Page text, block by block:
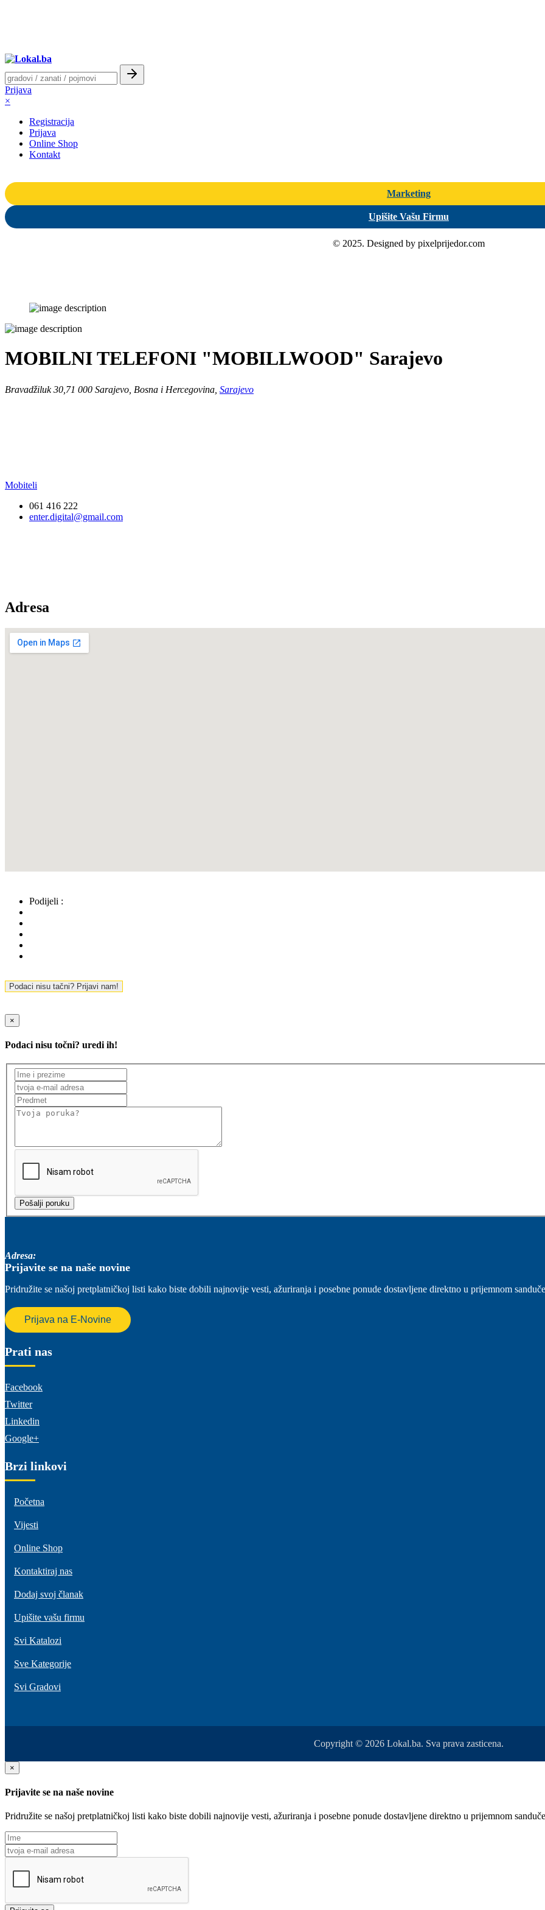
Prijava
×
Registracija
Prijava
Online Shop
Kontakt
Marketing
Upišite Vašu Firmu
© 2025. Designed by pixelprijedor.com
MOBILNI TELEFONI "MOBILLWOOD" Sarajevo
Bravadžiluk 30,71 000 Sarajevo, Bosna i Hercegovina, Sarajevo
Mobiteli
061 416 222
enter.digital@gmail.com
Adresa
Podijeli :
Podaci nisu tačni? Prijavi nam!
×
Podaci nisu točni? uredi ih!
Adresa:
Prijavite se na naše novine
Pridružite se našoj pretplatničkoj listi kako biste dobili najnovije vesti, ažuriranja i posebne ponude dostavljene direktno u prijemnom
Prijava na E-Novine
Prati nas
Facebook
Twitter
Linkedin
Google+
Brzi linkovi
Početna
Vijesti
Online Shop
Kontaktiraj nas
Dodaj svoj članak
Upišite vašu firmu
Svi Katalozi
Sve Kategorije
Svi Gradovi
Copyright © 2026 Lokal.ba. Sva prava zasticena.
×
Prijavite se na naše novine
Pridružite se našoj pretplatničkoj listi kako biste dobili najnovije vesti, ažuriranja i posebne ponude dostavljene direktno u prijemnom